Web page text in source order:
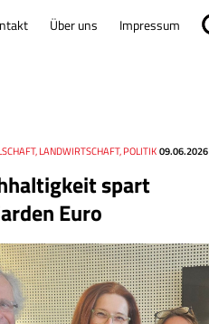
spart
Euro
LANDWIRTSCHAFT, POLITIK 09.06.2026
Über uns Impressum